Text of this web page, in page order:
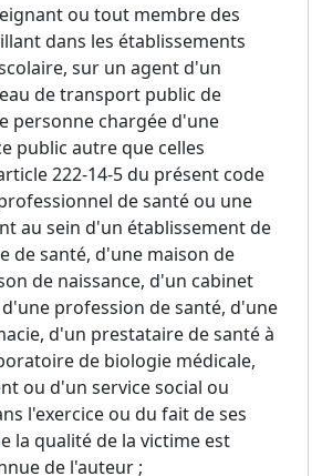
ou tout membre des
dans les établissements
sur un agent d'un
de transport public de
personne chargée d'une
public autre que celles
222-14-5 du présent code
de santé ou une
au sein d'un établissement de
de santé, d'une maison de
de naissance, d'un cabinet
profession de santé, d'une
d'un prestataire de santé à
de biologie médicale,
ou d'un service social ou
l'exercice ou du fait de ses
la qualité de la victime est
de l'auteur ;